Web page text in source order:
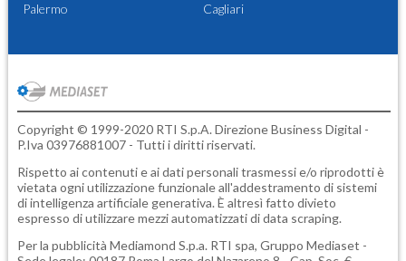
Palermo Cagliari
Copyright © 1999-2020 RTI S.p.A. Direzione Business Digital -
P.Iva 03976881007 - Tutti i diritti riservati.
Rispetto ai contenuti e ai dati personali trasmessi e/o riprodotti è
vietata ogni utilizzazione funzionale all'addestramento di sistemi
di intelligenza artificiale generativa. È altresì fatto divieto
espresso di utilizzare mezzi automatizzati di data scraping.
Per la pubblicità Mediamond S.p.a. RTI spa, Gruppo Mediaset -